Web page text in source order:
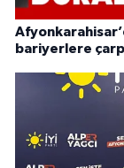
bariyerlere